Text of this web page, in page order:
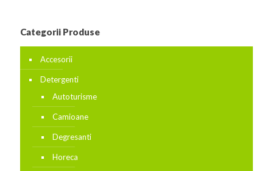
Categorii Produse
Accesorii
Detergenti
Autoturisme
Camioane
Degresanti
Horeca